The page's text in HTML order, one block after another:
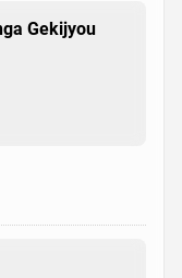
Gekijyou